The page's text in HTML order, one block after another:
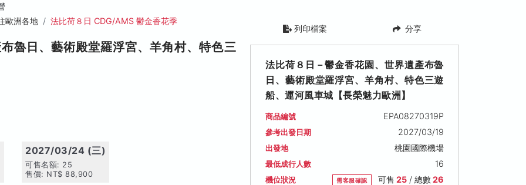
歐洲各地
法比荷８日 CDG/AMS 鬱金香花季
魯日、藝術殿堂羅浮宮、羊角村、特色三
2027/03/24 (三)
可售名額: 25
售價: NT$ 88,900
列印檔案 分享
法比荷８日－鬱金香花園、世界遺產布魯
日、藝術殿堂羅浮宮、羊角村、特色三遊
船、運河風車城【長榮魅力歐洲】
商品編號 EPA08270319P
參考出發日期 2027/03/19
出發地 桃園國際機場
最低成行人數 16
機位狀況 需客服確認 可售 25/ 總數26